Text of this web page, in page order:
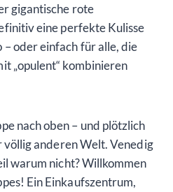
gigantische rote
eine perfekte Kulisse
oder einfach für alle, die
„opulent“ kombinieren
nach oben – und plötzlich
völlig anderen Welt. Venedig
warum nicht? Willkommen
Ein Einkaufszentrum,